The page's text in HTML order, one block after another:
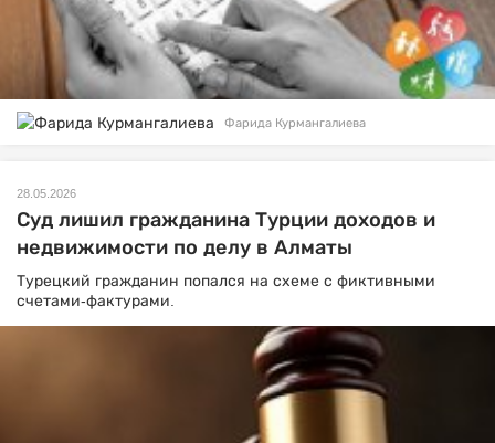
Фарида Курмангалиева
28.05.2026
Суд лишил гражданина Турции доходов и
недвижимости по делу в Алматы
Турецкий гражданин попался на схеме с фиктивными
счетами-фактурами.